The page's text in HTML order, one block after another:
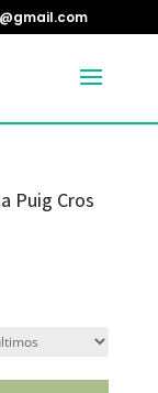
Puig Cros